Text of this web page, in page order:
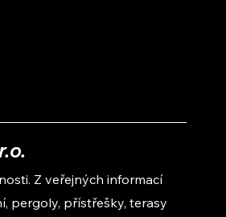
Z veřejných informací
pergoly, přístřešky, terasy